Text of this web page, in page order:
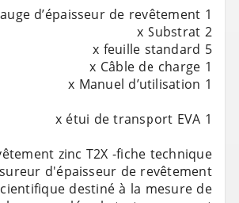
1 x Câble de charge
destiné à la mesure de